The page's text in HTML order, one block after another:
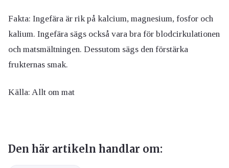
Fakta: Ingefära är rik på kalcium, magnesium, fosfor och
kalium. Ingefära sägs också vara bra för blodcirkulationen
och matsmältningen. Dessutom sägs den förstärka
frukternas smak.
Källa: Allt om mat
Den här artikeln handlar om: